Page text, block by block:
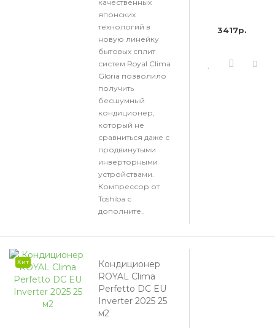
качественных
японских
технологий в
новую линейку
бытовых сплит
систем Royal Clima
Gloria позволило
получить
бесшумный
кондиционер,
который не
сравниться даже с
продвинутыми
инверторными
устройствами.
Компрессор от
Toshiba с
дополните..
3417р.
Хит
Кондиционер
ROYAL Clima
Perfetto DC EU
Inverter 2025 25
м2